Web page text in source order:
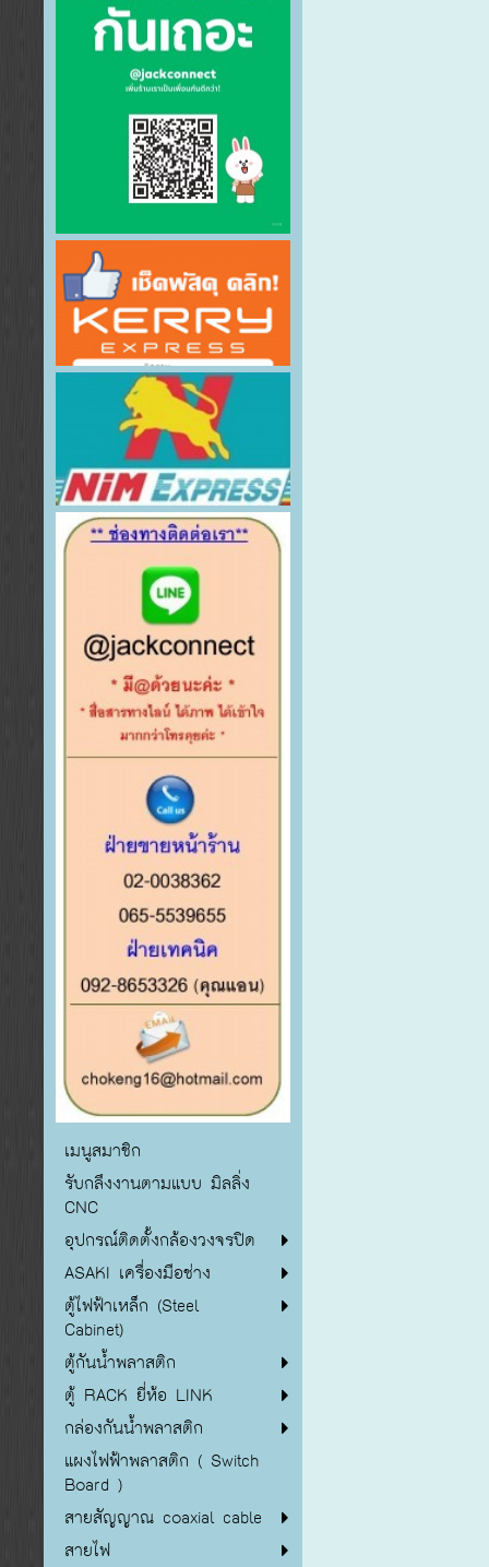
เมนูสมาชิก
รับกลึงงานตามแบบ มิลลิ่ง
CNC
อุปกรณ์ติดตั้งกล้องวงจรปิด
ASAKI เครื่องมือช่าง
ตู้ไฟฟ้าเหล็ก (Steel
Cabinet)
ตู้กันน้ำพลาสติก
ตู้ RACK ยี่ห้อ LINK
กล่องกันน้ำพลาสติก
แผงไฟฟ้าพลาสติก ( Switch
Board )
สายสัญญาณ coaxial cable
สายไฟ